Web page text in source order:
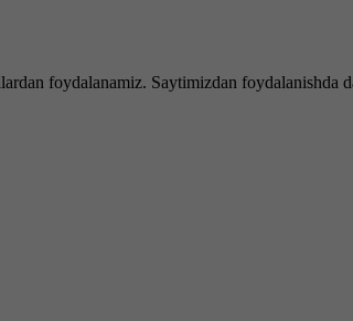
foydalanamiz. Saytimizdan foydalanishda